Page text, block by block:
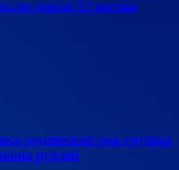
сошло 22 вагона
российской рок-группы
рублей